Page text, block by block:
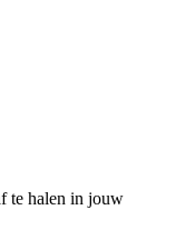
te halen in jouw